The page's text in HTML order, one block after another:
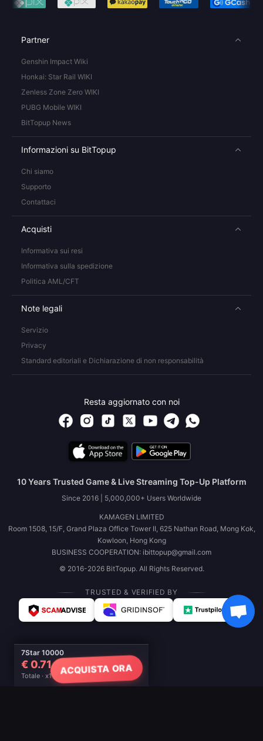
7Star 10000
€ 0.71
Totale · x1
ACQUISTA ORA
Partner
Genshin Impact Wiki
Honkai: Star Rail WIKI
Zenless Zone Zero WIKI
PUBG Mobile WIKI
BitTopup News
Informazioni su BitTopup
Chi siamo
Supporto
Contattaci
Acquisti
Informativa sui resi
Informativa sulla spedizione
Politica AML/CFT
Note legali
Servizio
Privacy
Standard editoriali e Dichiarazione di non responsabilità
Resta aggiornato con noi
10 Years Trusted Game & Live Streaming Top-Up Platform
Since 2016 | 5,000,000+ Users Worldwide
KAMAGEN LIMITED
Room 1508, 15/F, Grand Plaza Office Tower II, 625 Nathan Road, Mong Kok,
Kowloon, Hong Kong
BUSINESS COOPERATION: ibittopup@gmail.com
© 2016-2026 BitTopup. All Rights Reserved.
TRUSTED & VERIFIED BY